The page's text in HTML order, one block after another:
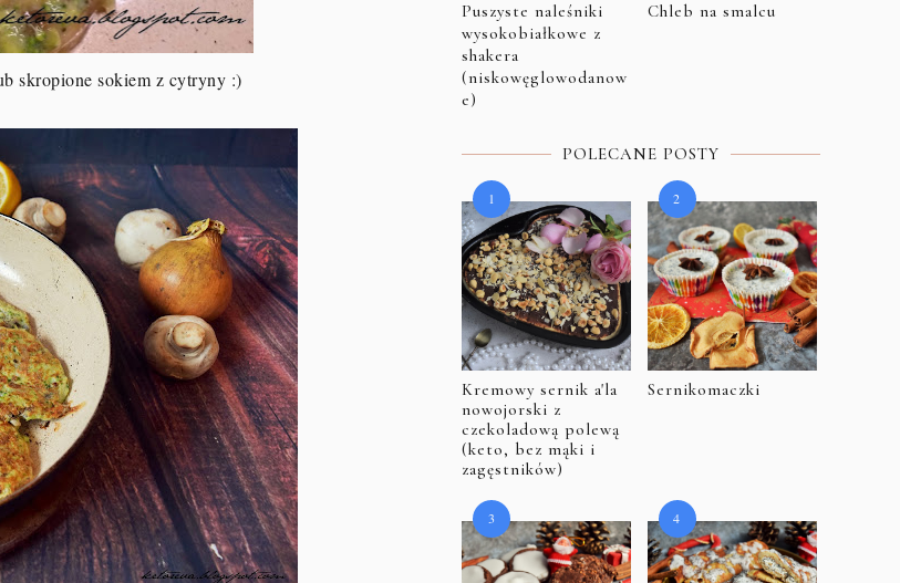
skropione sokiem z cytryny :)
Puszyste naleśniki
wysokobiałkowe z
shakera
(niskowęglowodanow
e)
Chleb na smalcu
POLECANE POSTY
Kremowy sernik a'la
nowojorski z
czekoladową polewą
(keto, bez mąki i
zagęstników)
Sernikomaczki